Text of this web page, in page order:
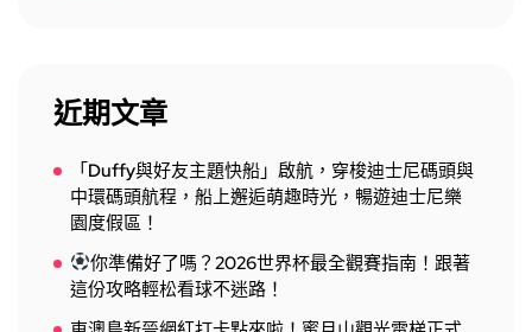
近期文章
「Duffy與好友主題快船」啟航，穿梭迪士尼碼頭與
中環碼頭航程，船上邂逅萌趣時光，暢遊迪士尼樂
園度假區！
你準備好了嗎？2026世界杯最全觀賽指南！跟著
這份攻略輕松看球不迷路！